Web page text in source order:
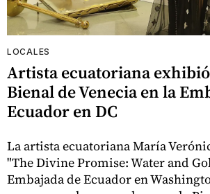
LOCALES
Artista ecuatoriana
Bienal de Venecia en la
Ecuador en DC
La artista ecuatoriana María
"The Divine Promise: Water and
Embajada de Ecuador en